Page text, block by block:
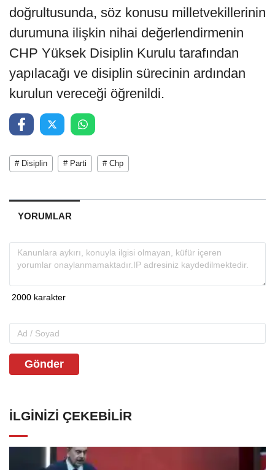
doğrultusunda, söz konusu milletvekillerinin
durumuna ilişkin nihai değerlendirmenin
CHP Yüksek Disiplin Kurulu tarafından
yapılacağı ve disiplin sürecinin ardından
kurulun vereceği öğrenildi.
# Disiplin # Parti # Chp
YORUMLAR
Gönder
İLGINIZI ÇEKEBILIR